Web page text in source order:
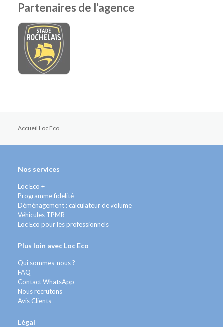
Partenaires de l’agence
Accueil Loc Eco
Nos services
Loc Eco +
Programme fidelité
Déménagement : calculateur de volume
Véhicules TPMR
Loc Eco pour les professionnels
Plus loin avec Loc Eco
Qui sommes-nous ?
FAQ
Contact WhatsApp
Nous recrutons
Avis Clients
Légal